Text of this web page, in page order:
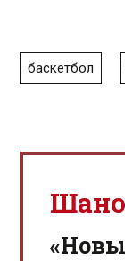
баскетбол